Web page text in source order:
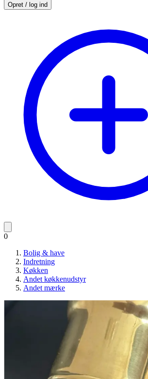
Opret / log ind
0
Bolig & have
Indretning
Køkken
Andet køkkenudstyr
Andet mærke